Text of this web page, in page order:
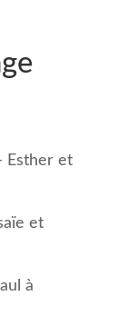
Esther et
et
à